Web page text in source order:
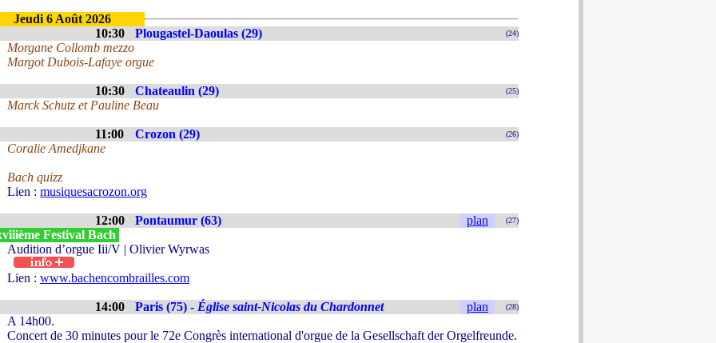
Jeudi 6 Août 2026
10:30
Plougastel-Daoulas (29) (24)
Morgane Collomb mezzo
Margot Dubois-Lafaye orgue
10:30 Chateaulin (29) (25)
Marck Schutz et Pauline Beau
11:00 Crozon (29) (26)
Coralie Amedjkane
Bach quizz
Lien : musiquesacrozon.org
12:00 Pontaumur (63) plan (27)
Festival Bach
Audition d’orgue Iii/V | Olivier Wyrwas
Lien : www.bachencombrailles.com
14:00 Paris (75) - Église saint-Nicolas du Chardonnet plan (28)
A 14h00.
Concert de 30 minutes pour le 72e Congrès international d'orgue de la Gesellschaft der Orgelfreunde.